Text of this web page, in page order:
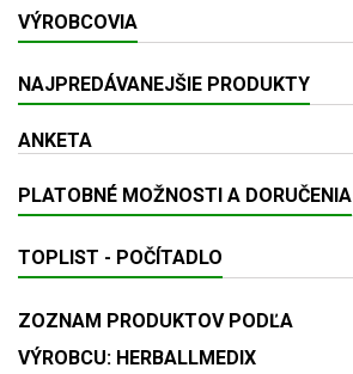
VÝROBCOVIA
NAJPREDÁVANEJŠIE PRODUKTY
ANKETA
PLATOBNÉ MOŽNOSTI A DORUČENIA
TOPLIST - POČÍTADLO
ZOZNAM PRODUKTOV PODĽA
VÝROBCU: HERBALLMEDIX